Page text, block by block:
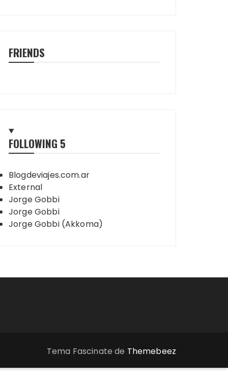
FRIENDS
FOLLOWING 5
Blogdeviajes.com.ar
External
Jorge Gobbi
Jorge Gobbi
Jorge Gobbi (Akkoma)
Tema Fascinate de Themebeez